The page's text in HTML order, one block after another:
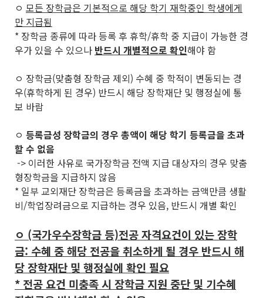
ㅇ 모든 장학금은 기본적으로 해당 학기 재학중인 학생에게
만 지급됨
* 장학금 종류에 따라 등록 후 휴학/휴학 중 지급이 가능한 경
우가 있을 수 있으나 반드시 개별적으로 확인해야 함
ㅇ 장학금(맞춤형 장학금 제외) 수혜 중 학적이 변동되는 경
우(휴학하게 된 경우) 반드시 해당 장학재단 및 행정실에 통
보 바람
ㅇ 등록금성 장학금의 경우 총액이 해당 학기 등록금을 초과
할 수 없음
-> 이러한 사유로 국가장학금 전액 지급 대상자의 경우 맞춤
형장학금을 지급하지 않음
* 일부 교외재단 장학금은 등록금을 초과하는 금액만큼 생활
비/학업장려금으로 지급하는 경우 있음, 반드시 개별 확인
ㅇ (국가우수장학금 등)전공 자격요건이 있는 장학
금: 수혜 중 해당 전공을 취소하게 될 경우 반드시 해
당 장학재단 및 행정실에 확인 필요
* 전공 요건 미충족 시 장학금 지원 중단 및 기수혜